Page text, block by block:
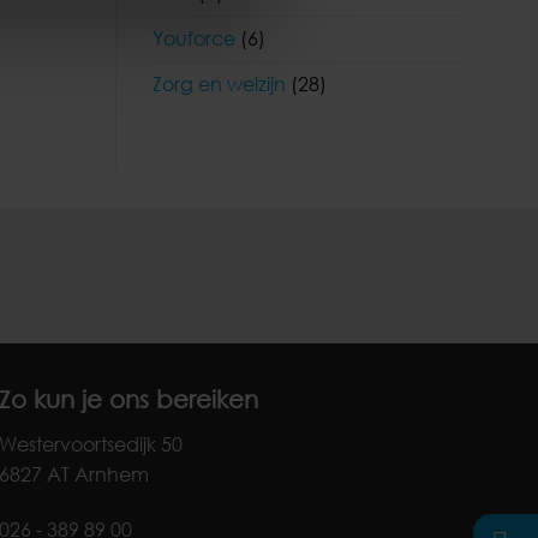
Youforce (6)
Zorg en welzijn (28)
Zo kun je ons bereiken
Westervoortsedijk 50
6827 AT Arnhem
026 - 389 89 00